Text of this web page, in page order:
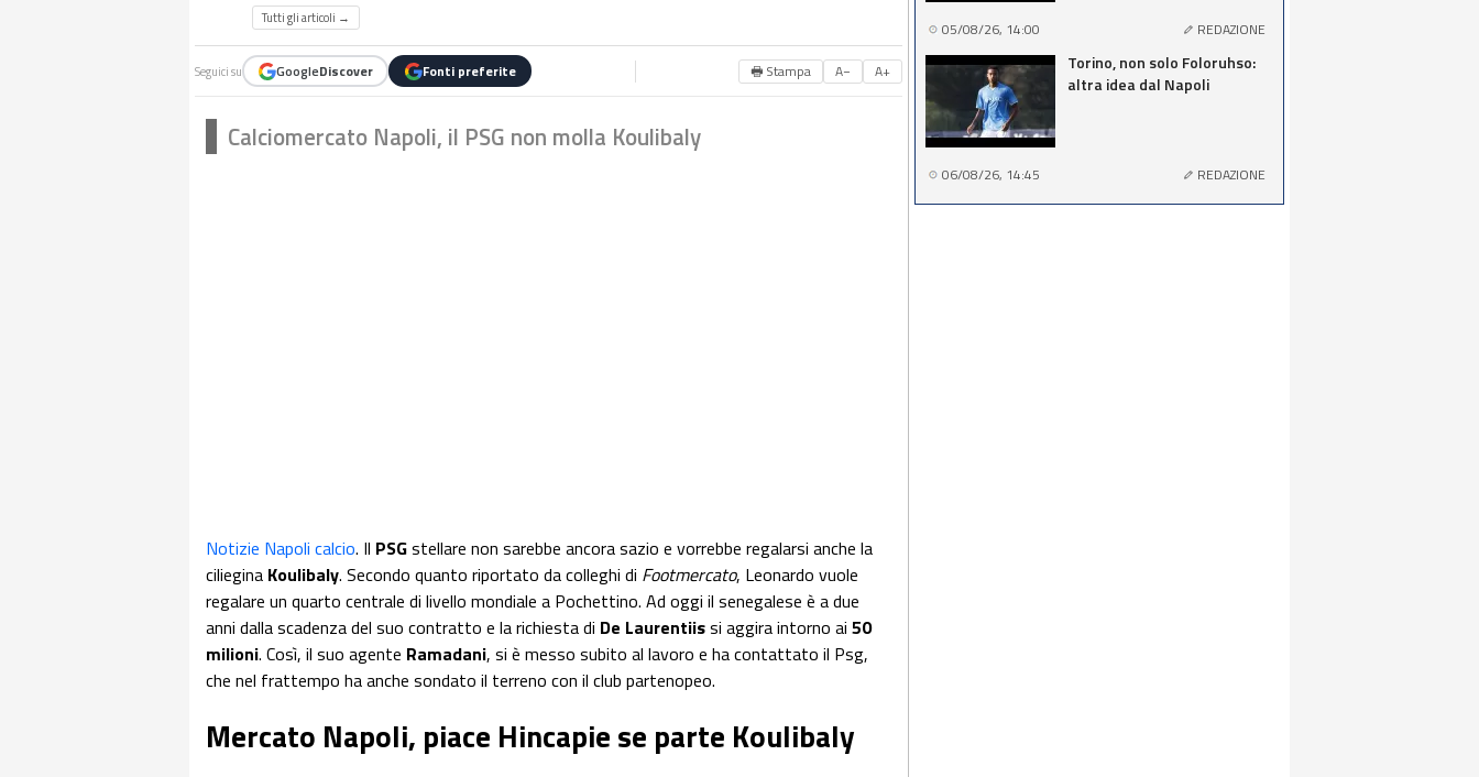
Tutti gli articoli →
Seguici su GoogleDiscover Fonti preferite 🖶 Stampa A− A+
Calciomercato Napoli, il PSG non molla Koulibaly
Notizie Napoli calcio. Il PSGstellare non sarebbe ancora sazio e vorrebbe regalarsi anche la
ciliegina Koulibaly. Secondo quanto riportato da colleghi di Footmercato, Leonardo vuole
regalare un quarto centrale di livello mondiale a Pochettino. Ad oggi il senegalese è a due
anni dalla scadenza del suo contratto e la richiesta di De Laurentiissi aggira intorno ai 50
milioni. Così, il suo agente Ramadani, si è messo subito al lavoro e ha contattato il Psg,
che nel frattempo ha anche sondato il terreno con il club partenopeo.
Mercato Napoli, piace Hincapie se parte Koulibaly
05/08/26, 14:00 REDAZIONE
Torino, non solo Foloruhso:
altra idea dal Napoli
06/08/26, 14:45 REDAZIONE